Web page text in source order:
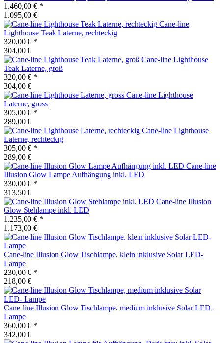
1.460,00 € *
1.095,00 €
Cane-line
Lighthouse Teak Laterne, rechteckig
320,00 € *
304,00 €
Cane-line Lighthouse
Teak Laterne, groß
320,00 € *
304,00 €
Cane-line Lighthouse
Laterne, gross
305,00 € *
289,00 €
Cane-line Lighthouse
Laterne, rechteckig
305,00 € *
289,00 €
Cane-line
Illusion Glow Lampe Aufhängung inkl. LED
330,00 € *
313,50 €
Cane-line Illusion
Glow Stehlampe inkl. LED
1.235,00 € *
1.173,00 €
Cane-line Illusion Glow Tischlampe, klein inklusive Solar LED-
Lampe
230,00 € *
218,00 €
Cane-line Illusion Glow Tischlampe, medium inklusive Solar LED-
Lampe
360,00 € *
342,00 €